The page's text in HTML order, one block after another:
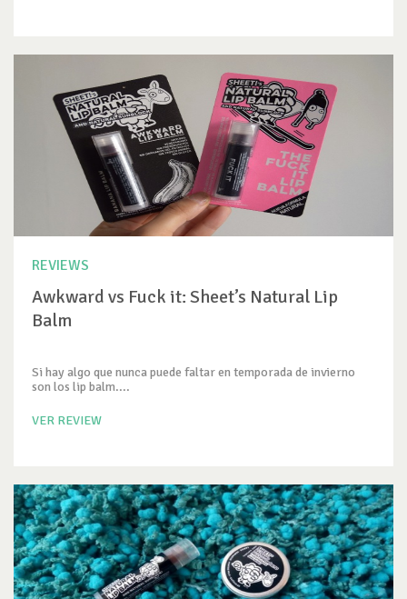
REVIEWS
Awkward vs Fuck it: Sheet’s Natural Lip
Balm
Si hay algo que nunca puede faltar en temporada de invierno
son los lip balm....
VER REVIEW